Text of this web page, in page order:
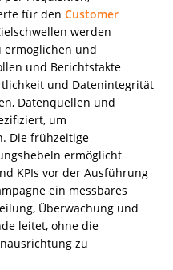
für den Customer
werden
ermöglichen und
und Berichtstakte
und Datenintegrität
Datenquellen und
um
Die frühzeitige
ermöglicht
KPIs vor der Ausführung
ein messbares
Überwachung und
leitet, ohne die
zu